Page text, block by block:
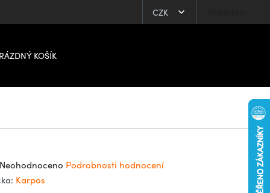
CZK
KOŠÍK
Neohodnoceno Podrobnosti hodnocení
Karpos